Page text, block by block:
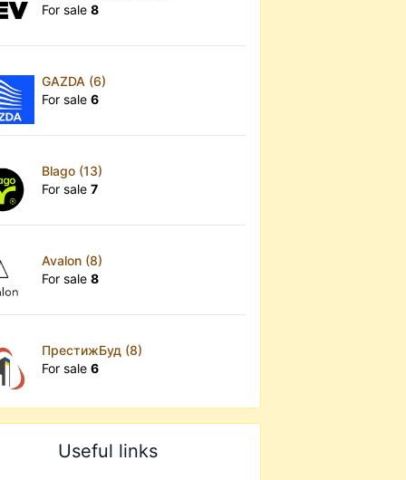
For sale8
GAZDA (6)
For sale6
Blago (13)
For sale7
Avalon (8)
For sale8
ПрестижБуд (8)
For sale6
Useful links